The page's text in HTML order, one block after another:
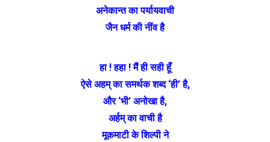
अनेकान्त का पर्यायवाची
जैन धर्म की नींव है
हा ! हहा ! मैं ही सही हूँ
ऐसे अहम् का समर्थक शब्द ‘ही’ है,
और ‘भी’ अनोखा है,
अर्हम् का वाची है
मूकमाटी के शिल्पी ने